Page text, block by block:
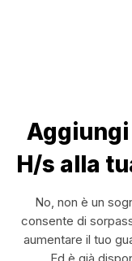
H/s alla
No, non è un
consente di
aumentare il tuo
Ed è già